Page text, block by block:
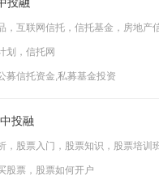
，互联网信托，信托基金，房地
划，信托网
信托资金,私募基金投资
投融
，股票入门，股票知识，股票培
股票，股票如何开户